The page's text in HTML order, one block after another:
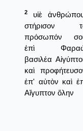
2
υἱὲ
στήρισον
πρόσωπόν
ἐπὶ
βασιλέα
καὶ
ἐπ' αὐτὸν καὶ
Αἴγυπτον ὅλην